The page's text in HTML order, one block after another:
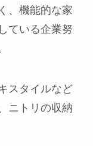
、機能的な家
ている企業努
スタイルなど
ニトリの収納